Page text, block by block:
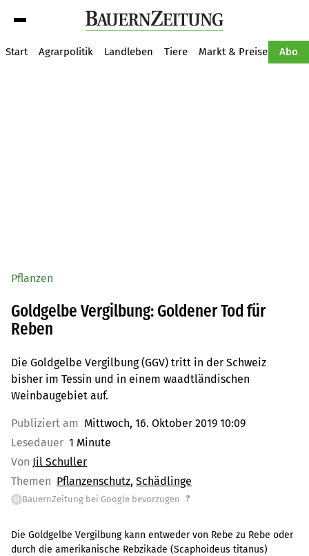
Start Agrarpolitik Landleben Tiere Markt & Preise Abo
Pflanzen
Goldgelbe Vergilbung: Goldener Tod für
Reben
Die Goldgelbe Vergilbung (GGV) tritt in der Schweiz
bisher im Tessin und in einem waadtländischen
Weinbaugebiet auf.
Publiziert am Mittwoch, 16. Oktober 2019 10:09
Lesedauer 1 Minute
Von Jil Schuller
Themen Pflanzenschutz Schädlinge
G BauernZeitung bei Google bevorzugen ?
Die Goldgelbe Vergilbung kann entweder von Rebe zu Rebe oder
durch die amerikanische Rebzikade (Scaphoideus titanus)